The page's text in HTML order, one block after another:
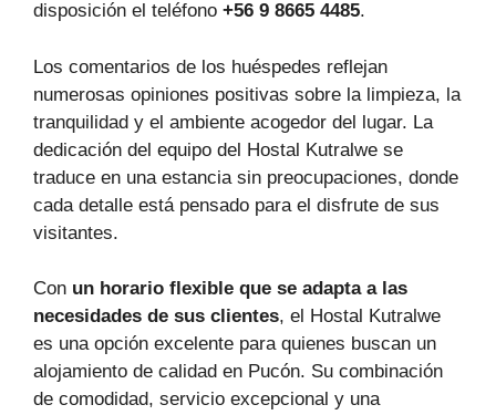
disposición el teléfono +56 9 8665 4485.
Los comentarios de los huéspedes reflejan
numerosas opiniones positivas sobre la limpieza, la
tranquilidad y el ambiente acogedor del lugar. La
dedicación del equipo del Hostal Kutralwe se
traduce en una estancia sin preocupaciones, donde
cada detalle está pensado para el disfrute de sus
visitantes.
Con un horario flexible que se adapta a las
necesidades de sus clientes, el Hostal Kutralwe
es una opción excelente para quienes buscan un
alojamiento de calidad en Pucón. Su combinación
de comodidad, servicio excepcional y una